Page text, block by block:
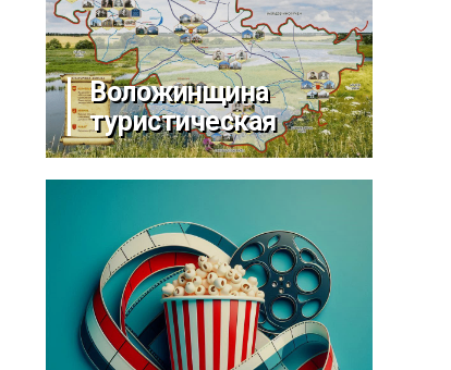
Воложинщина
туристическая